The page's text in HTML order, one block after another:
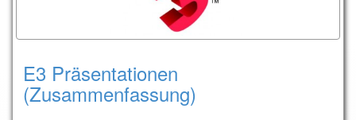
E3 Präsentationen
(Zusammenfassung)